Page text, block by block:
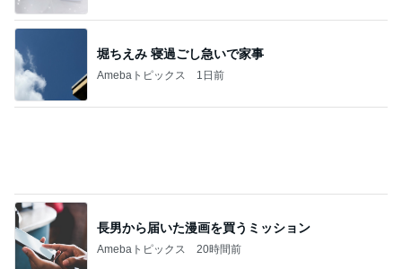
堀ちえみ 寝過ごし急いで家事
Amebaトピックス 1日前
長男から届いた漫画を買うミッション
Amebaトピックス 20時間前